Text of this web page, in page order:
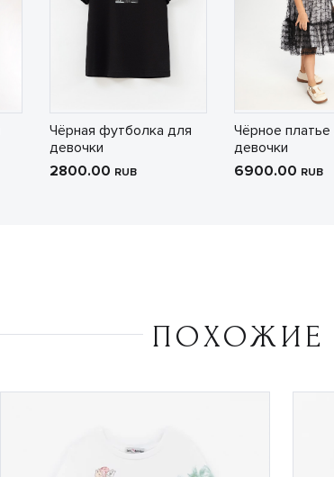
Чёрная футболка для
девочки
2800.00 RUB
Чёрное платье
девочки
6900.00 RUB
ПОХОЖИЕ